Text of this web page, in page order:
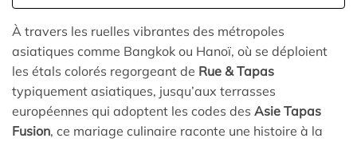
À travers les ruelles vibrantes des métropoles
asiatiques comme Bangkok ou Hanoï, où se déploient
les étals colorés regorgeant de Rue & Tapas
typiquement asiatiques, jusqu’aux terrasses
européennes qui adoptent les codes des Asie Tapas
Fusion, ce mariage culinaire raconte une histoire à la